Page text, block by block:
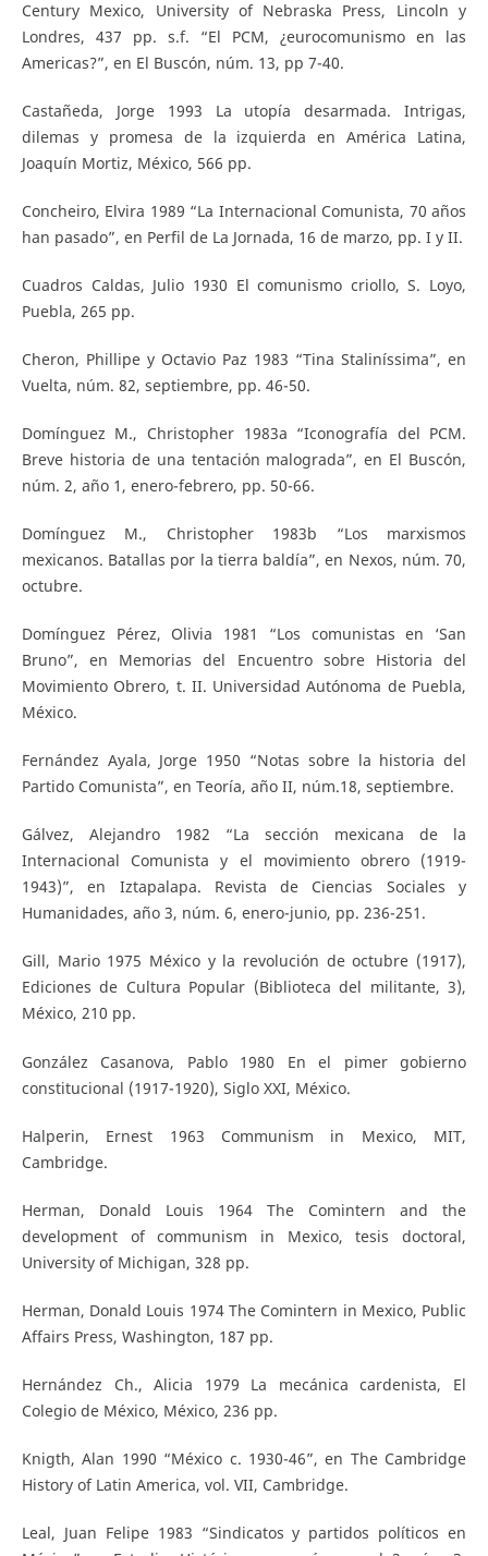
Century Mexico, University of Nebraska Press, Lincoln y
Londres, 437 pp. s.f. “El PCM, ¿eurocomunismo en las
Americas?”, en El Buscón, núm. 13, pp 7-40.
Castañeda, Jorge 1993 La utopía desarmada. Intrigas,
dilemas y promesa de la izquierda en América Latina,
Joaquín Mortiz, México, 566 pp.
Concheiro, Elvira 1989 “La Internacional Comunista, 70 años
han pasado”, en Perfil de La Jornada, 16 de marzo, pp. I y II.
Cuadros Caldas, Julio 1930 El comunismo criollo, S. Loyo,
Puebla, 265 pp.
Cheron, Phillipe y Octavio Paz 1983 “Tina Staliníssima”, en
Vuelta, núm. 82, septiembre, pp. 46-50.
Domínguez M., Christopher 1983a “Iconografía del PCM.
Breve historia de una tentación malograda”, en El Buscón,
núm. 2, año 1, enero-febrero, pp. 50-66.
Domínguez M., Christopher 1983b “Los marxismos
mexicanos. Batallas por la tierra baldía”, en Nexos, núm. 70,
octubre.
Domínguez Pérez, Olivia 1981 “Los comunistas en ‘San
Bruno”, en Memorias del Encuentro sobre Historia del
Movimiento Obrero, t. II. Universidad Autónoma de Puebla,
México.
Fernández Ayala, Jorge 1950 “Notas sobre la historia del
Partido Comunista”, en Teoría, año II, núm.18, septiembre.
Gálvez, Alejandro 1982 “La sección mexicana de la
Internacional Comunista y el movimiento obrero (1919-
1943)”, en Iztapalapa. Revista de Ciencias Sociales y
Humanidades, año 3, núm. 6, enero-junio, pp. 236-251.
Gill, Mario 1975 México y la revolución de octubre (1917),
Ediciones de Cultura Popular (Biblioteca del militante, 3),
México, 210 pp.
González Casanova, Pablo 1980 En el pimer gobierno
constitucional (1917-1920), Siglo XXI, México.
Halperin, Ernest 1963 Communism in Mexico, MIT,
Cambridge.
Herman, Donald Louis 1964 The Comintern and the
development of communism in Mexico, tesis doctoral,
University of Michigan, 328 pp.
Herman, Donald Louis 1974 The Comintern in Mexico, Public
Affairs Press, Washington, 187 pp.
Hernández Ch., Alicia 1979 La mecánica cardenista, El
Colegio de México, México, 236 pp.
Knigth, Alan 1990 “México c. 1930-46”, en The Cambridge
History of Latin America, vol. VII, Cambridge.
Leal, Juan Felipe 1983 “Sindicatos y partidos políticos en